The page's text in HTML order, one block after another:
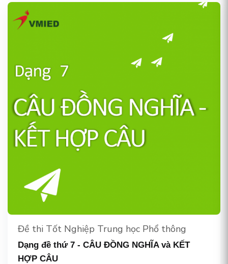
Đề thi Tốt Nghiệp Trung học Phổ thông
Dạng đề thứ 7 - CÂU ĐỒNG NGHĨA và KẾT
HỢP CÂU